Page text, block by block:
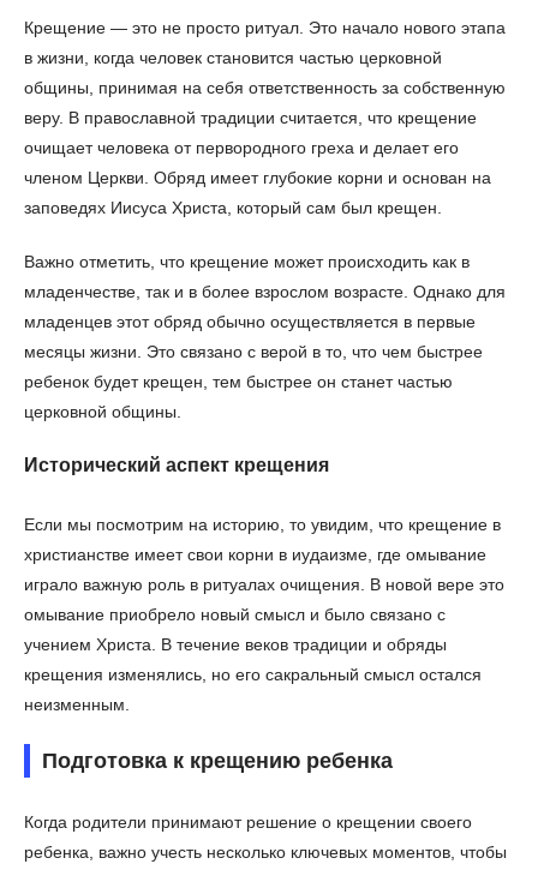
Крещение — это не просто ритуал. Это начало нового этапа
в жизни, когда человек становится частью церковной
общины, принимая на себя ответственность за собственную
веру. В православной традиции считается, что крещение
очищает человека от первородного греха и делает его
членом Церкви. Обряд имеет глубокие корни и основан на
заповедях Иисуса Христа, который сам был крещен.
Важно отметить, что крещение может происходить как в
младенчестве, так и в более взрослом возрасте. Однако для
младенцев этот обряд обычно осуществляется в первые
месяцы жизни. Это связано с верой в то, что чем быстрее
ребенок будет крещен, тем быстрее он станет частью
церковной общины.
Исторический аспект крещения
Если мы посмотрим на историю, то увидим, что крещение в
христианстве имеет свои корни в иудаизме, где омывание
играло важную роль в ритуалах очищения. В новой вере это
омывание приобрело новый смысл и было связано с
учением Христа. В течение веков традиции и обряды
крещения изменялись, но его сакральный смысл остался
неизменным.
Подготовка к крещению ребенка
Когда родители принимают решение о крещении своего
ребенка, важно учесть несколько ключевых моментов, чтобы